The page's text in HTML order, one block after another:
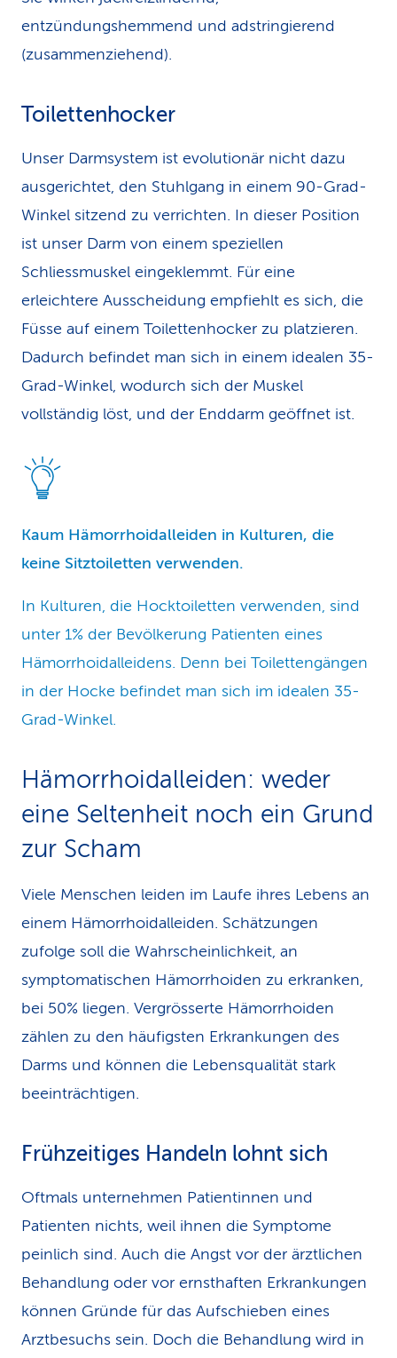
entzündungshemmend und adstringierend
(zusammenziehend).
Toilettenhocker
Unser Darmsystem ist evolutionär nicht dazu
ausgerichtet, den Stuhlgang in einem 90-Grad-
Winkel sitzend zu verrichten. In dieser Position
ist unser Darm von einem speziellen
Schliessmuskel eingeklemmt. Für eine
erleichtere Ausscheidung empfiehlt es sich, die
Füsse auf einem Toilettenhocker zu platzieren.
Dadurch befindet man sich in einem idealen 35-
Grad-Winkel, wodurch sich der Muskel
vollständig löst, und der Enddarm geöffnet ist.
Kaum Hämorrhoidalleiden in Kulturen, die
keine Sitztoiletten verwenden.
In Kulturen, die Hocktoiletten verwenden, sind
unter 1% der Bevölkerung Patienten eines
Hämorrhoidalleidens. Denn bei Toilettengängen
in der Hocke befindet man sich im idealen 35-
Grad-Winkel.
Hämorrhoidalleiden: weder
eine Seltenheit noch ein Grund
zur Scham
Viele Menschen leiden im Laufe ihres Lebens an
einem Hämorrhoidalleiden. Schätzungen
zufolge soll die Wahrscheinlichkeit, an
symptomatischen Hämorrhoiden zu erkranken,
bei 50% liegen. Vergrösserte Hämorrhoiden
zählen zu den häufigsten Erkrankungen des
Darms und können die Lebensqualität stark
beeinträchtigen.
Frühzeitiges Handeln lohnt sich
Oftmals unternehmen Patientinnen und
Patienten nichts, weil ihnen die Symptome
peinlich sind. Auch die Angst vor der ärztlichen
Behandlung oder vor ernsthaften Erkrankungen
können Gründe für das Aufschieben eines
Arztbesuchs sein. Doch die Behandlung wird in